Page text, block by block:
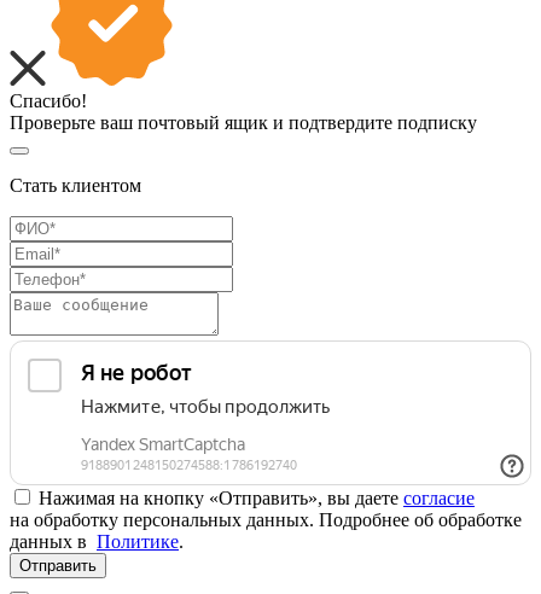
Спасибо!
Проверьте ваш почтовый ящик и подтвердите подписку
Стать клиентом
Нажимая на кнопку «Отправить», вы даете согласие
на обработку персональных данных. Подробнее об обработке
данных в Политике.
Отправить